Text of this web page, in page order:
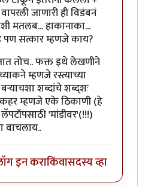
जाणारी ही विडंबनं
मतलब... हाकानाका...
पण सत्कार म्हणजे काय?
तोच.. फक्त इथे लेखणीने
म्हणजे रस्त्याच्या
शब्दांचे शब्द्शः
म्हणजे एके ठिकाणी (हे
'मांडीवर'(!!!)
वाचलाय..
इन कराकिंवासदस्य व्हा